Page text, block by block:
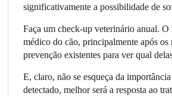
significativamente a possibilidade de
Faça um check-up veterinário anual.
médico do cão, principalmente após os
prevenção existentes para ver qual
E, claro, não se esqueça da
detectado, melhor será a resposta ao